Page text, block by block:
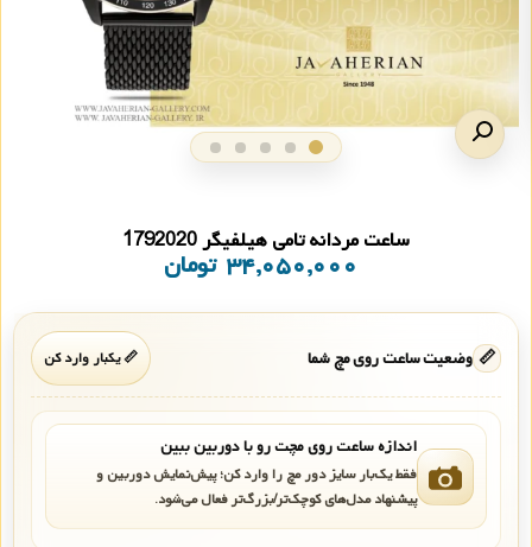
ساعت مردانه تامی هیلفیگر 1792020
۳۴,۰۵۰,۰۰۰ تومان
📏 وضعیت ساعت روی مچ شما 📏 یکبار وارد کن
اندازه ساعت روی مچت رو با دوربین ببین
فقط یک‌بار سایز دور مچ را وارد کن؛ پیش‌نمایش دوربین و
پیشنهاد مدل‌های کوچک‌تر/بزرگ‌تر فعال می‌شود.